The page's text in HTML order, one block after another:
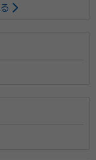
たします。質問